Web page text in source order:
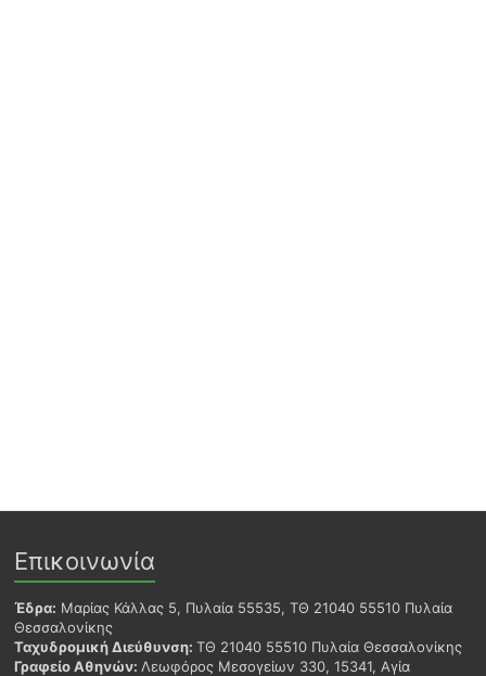
Επικοινωνία
Έδρα: Μαρίας Κάλλας 5, Πυλαία 55535, ΤΘ 21040 55510 Πυλαία
Θεσσαλονίκης
Ταχυδρομική Διεύθυνση:ΤΘ 21040 55510 Πυλαία Θεσσαλονίκης
Γραφείο Αθηνών: Λεωφόρος Μεσογείων 330, 15341, Αγία